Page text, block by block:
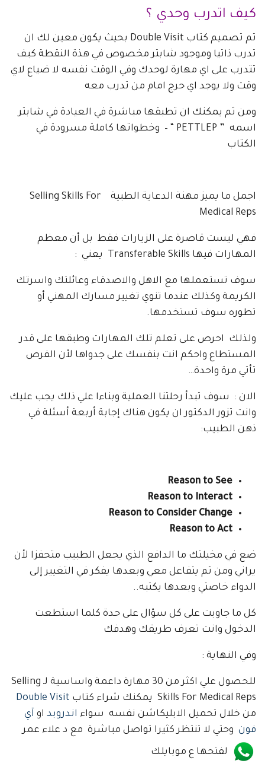
كيف اتدرب وحدي ؟
تم تصميم كتاب Double Visit بحيث يكون معين لك ان
تدرب ذاتيا وموجود شابتر مخصوص في هذة النقطة كبف
تتدرب على اي مهارة لوحدك وفي الوقت نفسه لا ضياع لاي
وقت ولا يوجد اي حرج امام من تدرب معه
ومن ثم يمكنك ان تطبقها مباشرة في العيادة في شابتر
اسمه ” PETTLEP “ – وخطواتها كاملة مسرودة في
الكتاب
اجمل ما يميز مهنة الدعاية الطبية Selling Skills For
Medical Reps
فهي ليست قاصرة على الزيارات فقط بل أن معظم
المهارات فيها Transferable Skills يعني :
سوف تستعملها مع الاهل والاصدقاء وعائلتك واسرتك
الكريمة وكذلك عندما تنوي تغيير مسارك المهني أو
تطوره سوف تستخدمها.
ولذلك احرص على تعلم تلك المهارات وطبقها على قدر
المستطاع واحكم انت بنفسك على جدواها لأن الفرص
تأتي مرة واحدة…
الان : سوف تبدأ رحلتنا العملية وبناءا علي ذلك يجب عليك
وانت تزور الدكتور ان يكون هناك إجابة أربعة أسئلة في
ذهن الطبيب:
Reason to See
Reason to Interact
Reason to Consider Change
Reason to Act
ضع في مخيلتك ما الدافع الذي يجعل الطبيب متحفزا لأن
يراني ومن ثم يتفاعل معي وبعدها يفكر في التغيير إلى
الدواء خاصتي وبعدها يكتبه..
كل ما جاوبت على كل سؤال على حدة كلما استطعت
الدخول وانت تعرف طريقك وهدفك
وفي النهاية :
للحصول علي اكثر من 30 مهارة داعمة واساسية لـ Selling
Skills For Medical Reps يمكنك شراء كتاب
Double Visit
من خلال تحميل الابليكاشن نفسه سواء اندروبد او آي
فون وحتي لا تنتظر كثيرا تواصل مباشرة مع د علاء عمر
لفتحها ع موبايلك